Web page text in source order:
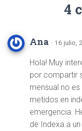
4
Ana · 16 julio,
Hola! Muy
por compartir
mensual no
metidos en
emergencia.
de Indexa a